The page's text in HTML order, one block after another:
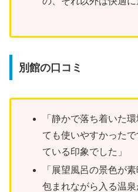
別館の口コミ
「静かで落ち着いた
ても使いやすかった
ている印象でした」
「展望風呂の景色が
包まれながら入る温